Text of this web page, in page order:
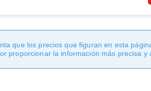
que los precios que figuran en esta
proporcionar la información más precisa y